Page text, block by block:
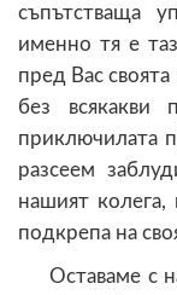
съпътстваща
именно тя е
пред Вас
без всякакви
приключилата
разсеем
нашият колега,
подкрепа на
Оставаме с